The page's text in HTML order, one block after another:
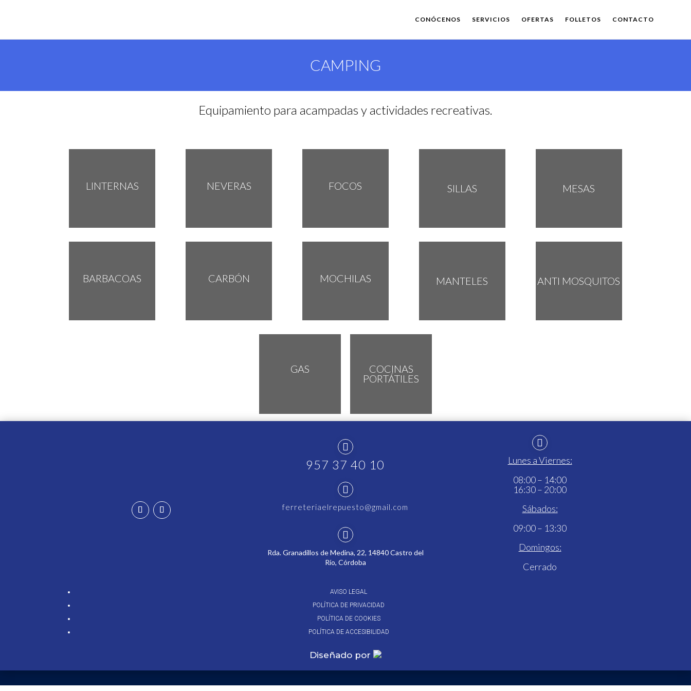
CONÓCENOS SERVICIOS OFERTAS FOLLETOS CONTACTO
CAMPING
Equipamiento para acampadas y actividades recreativas.
LINTERNAS NEVERAS FOCOS SILLAS MESAS
BARBACOAS CARBÓN MOCHILAS MANTELES ANTI MOSQUITOS
GAS COCINAS
PORTÁTILES

957 37 40 10

ferreteriaelrepuesto@gmail.com

Rda. Granadillos de Medina, 22, 14840 Castro del
Río, Córdoba

Lunes a Viernes:
08:00 – 14:00
16:30 – 20:00
Sábados:
09:00 – 13:30
Domingos:
Cerrado
AVISO LEGAL
POLÍTICA DE PRIVACIDAD
POLÍTICA DE COOKIES
POLÍTICA DE ACCESIBILIDAD
Diseñado por